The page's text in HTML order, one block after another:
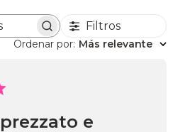
opiniones Filtros
Ordenar por: Más relevante
e